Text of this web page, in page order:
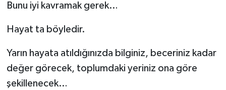
Bunu iyi kavramak gerek…
Hayat ta böyledir.
Yarın hayata atıldığınızda bilginiz, beceriniz kadar
değer görecek, toplumdaki yeriniz ona göre
şekillenecek…